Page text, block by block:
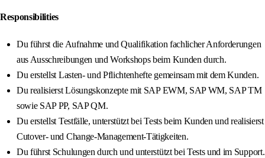
Responsibilities
Du führst die Aufnahme und Qualifikation fachlicher Anforderungen
aus Ausschreibungen und Workshops beim Kunden durch.
Du erstellst Lasten- und Pflichtenhefte gemeinsam mit dem Kunden.
Du realisierst Lösungskonzepte mit SAP EWM, SAP WM, SAP TM
sowie SAP PP, SAP QM.
Du erstellst Testfälle, unterstützt bei Tests beim Kunden und realisierst
Cutover- und Change-Management-Tätigkeiten.
Du führst Schulungen durch und unterstützt bei Tests und im Support.